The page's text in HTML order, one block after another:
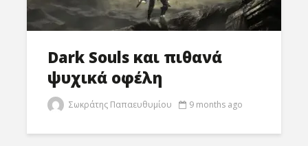
Dark Souls και πιθανά
ψυχικά οφέλη
Σωκράτης Παπαευθυμίου 9 months ago